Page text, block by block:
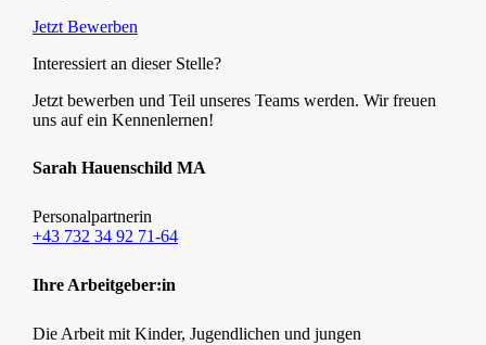
Jetzt Bewerben
Interessiert an dieser Stelle?
Jetzt bewerben und Teil unseres Teams werden. Wir freuen
uns auf ein Kennenlernen!
Sarah Hauenschild MA
Personalpartnerin
+43 732 34 92 71-64
Ihre Arbeitgeber:in
Die Arbeit mit Kinder, Jugendlichen und jungen